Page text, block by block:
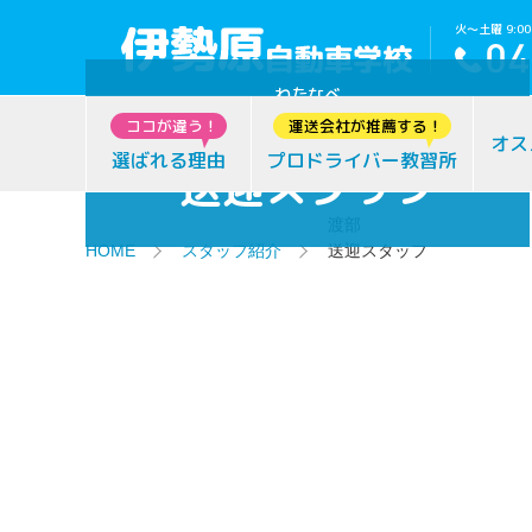
火～土曜
ココが違う！
選ばれる理由
運送会社が推薦する！
プロドライバー教習所
オ
HOME スタッフ紹介
送迎スタッフ
わたなべ
渡部
送迎スタッフ